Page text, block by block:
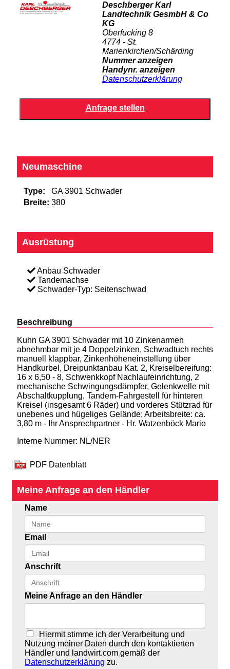
Deschberger Karl
Landtechnik GesmbH & Co
KG
Oberfucking 8
4774 - St.
Marienkirchen/Schärding
Nummer anzeigen
Handynr. anzeigen
Datenschutzerklärung
Neumaschine
Type:
GA 3901 Schwader
Breite: 380
Ausrüstung
Anbau Schwader
Tandemachse
Schwader-Typ: Seitenschwad
Beschreibung
Kuhn GA 3901 Schwader mit 10 Zinkenarmen
abnehmbar mit je 4 Doppelzinken, Schwadtuch rechts
manuell klappbar, Zinkenhöheneinstellung über
Handkurbel, Dreipunktanbau Kat. 2, Kreiselbereifung:
16 x 6,50 - 8, Schwenkkopf Nachlaufeinrichtung, 2
mechanische Schwingungsdämpfer, Gelenkwelle mit
Abschaltkupplung, Tandem-Fahrgestell für hinteren
Kreisel (insgesamt 6 Räder) und vorderes Stützrad für
unebenes und hügeliges Gelände; Arbeitsbreite: ca.
3,80 m - Ihr Ansprechpartner - Hr. Watzenböck Mario
Interne Nummer: NL/NER
PDF Datenblatt
Meine Anfrage an den Händler
Name
Email
Anschrift
Meine Anfrage an den Händler
Hiermit stimme ich der Verarbeitung und
Nutzung meiner Daten durch den kontaktierten
Händler und landwirt.com gemäß der
Datenschutzerklärung zu.